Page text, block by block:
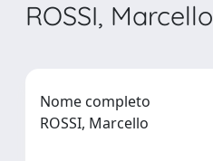
ROSSI, Marcello
Nome completo
ROSSI, Marcello